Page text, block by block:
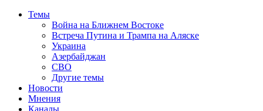
Темы
Война на Ближнем Востоке
Встреча Путина и Трампа на Аляске
Украина
Азербайджан
СВО
Другие темы
Новости
Мнения
Каналы